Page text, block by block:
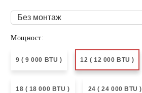
Мощност:
9 ( 9 000 BTU ) 12 ( 12 000 BTU )
18 ( 18 000 BTU ) 24 ( 24 000 BTU )